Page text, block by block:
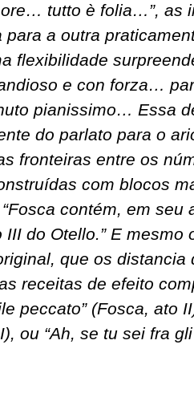
tutto è folia…”, as
para a outra
flexibilidade
e con forza…
pianissimo… Essa
do parlato para o
fronteiras entre os
com blocos
contém, em
III do Otello.” E
que os
receitas de efeito
peccato” (Fosca, ato
ou “Ah, se tu sei fra